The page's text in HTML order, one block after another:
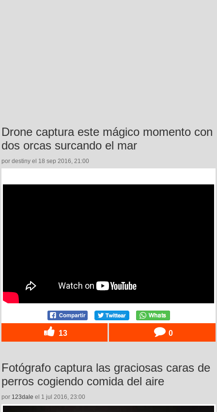
Drone captura este mágico momento con
dos orcas surcando el mar
por destiny el 18 sep 2016, 21:00
13 0
Fotógrafo captura las graciosas caras de
perros cogiendo comida del aire
por 123dale el 1 jul 2016, 23:00